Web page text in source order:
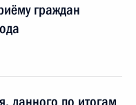
граждан
данного по итогам